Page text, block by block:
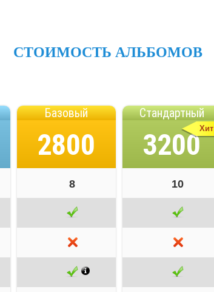
СТОИМОСТЬ АЛЬБОМОВ
Базовый
2800
8
Хит
Стандартный
3200
10